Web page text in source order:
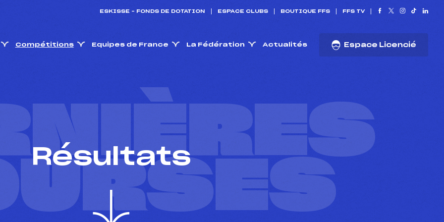
ESKISSE – FONDS DE DOTATION ESPACE CLUBS BOUTIQUE FFS FFS TV
Compétitions Equipes de France La Fédération Actualités Espace Licencié
Résultats